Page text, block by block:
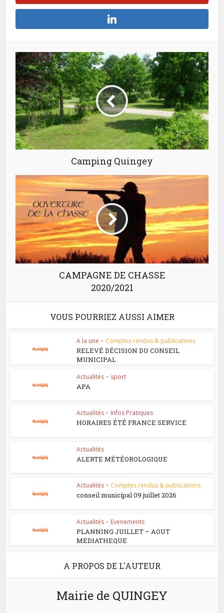
Camping Quingey
CAMPAGNE DE CHASSE
2020/2021
VOUS POURRIEZ AUSSI AIMER
A la une • Comptes rendus & publications
RELEVÉ DÉCISION DU CONSEIL
MUNICIPAL
Actualités • sport
APA
Actualités • Infos Pratiques
HORAIRES ÉTÉ FRANCE SERVICE
Actualités
ALERTE MÉTÉOROLOGIQUE
Actualités • Comptes rendus & publications
conseil municipal 09 juillet 2026
Actualités • Evenements
PLANNING JUILLET – AOUT
MEDIATHEQUE
A PROPOS DE L'AUTEUR
Mairie de QUINGEY